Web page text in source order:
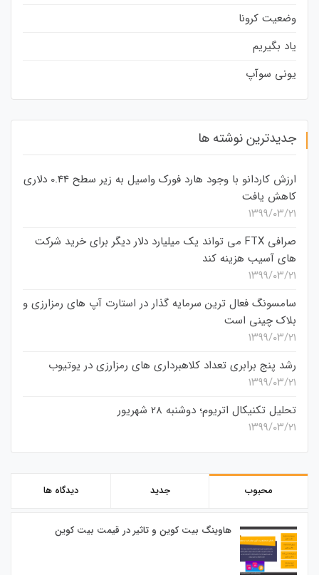
وضعیت کرونا
یاد بگیریم
یونی سوآپ
جدیدترین نوشته ها
ارزش کاردانو با وجود هارد فورک واسیل به زیر سطح 0.44 دلاری
کاهش یافت
۱۳۹۹/۰۳/۲۱
صرافی FTX می تواند یک میلیارد دلار دیگر برای خرید شرکت
های آسیب هزینه کند
۱۳۹۹/۰۳/۲۱
سامسونگ فعال‌ ترین سرمایه‌ گذار در استارت‌ آپ‌ های رمزارزی و
بلاک چینی است
۱۳۹۹/۰۳/۲۱
رشد پنج برابری تعداد کلاهبرداری های رمزارزی در یوتیوب
۱۳۹۹/۰۳/۲۱
تحلیل تکنیکال اتریوم؛ دوشنبه 28 شهریور
۱۳۹۹/۰۳/۲۱
محبوب جدید دیدگاه ها
هاوینگ بیت کوین و تاثیر در قیمت بیت کوین